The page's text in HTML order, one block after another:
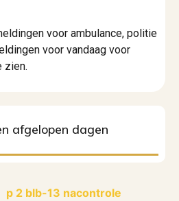
voor ambulance, politie
voor vandaag voor
zien.
afgelopen dagen
p 2 blb-13 nacontrole